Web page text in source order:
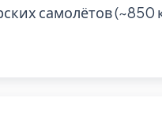
самолётов (~850